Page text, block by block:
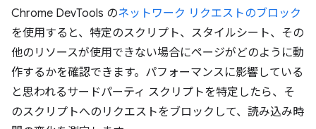
Chrome DevTools のネットワーク リクエストのブロック
を使用すると、特定のスクリプト、スタイルシート、その
他のリソースが使用できない場合にページがどのように動
作するかを確認できます。パフォーマンスに影響している
と思われるサードパーティ スクリプトを特定したら、そ
のスクリプトへのリクエストをブロックして、読み込み時